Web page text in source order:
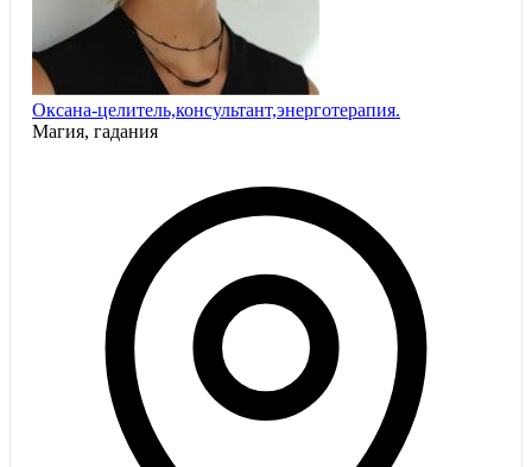
Оксана-целитель,консультант,энерготерапия.
Магия, гадания